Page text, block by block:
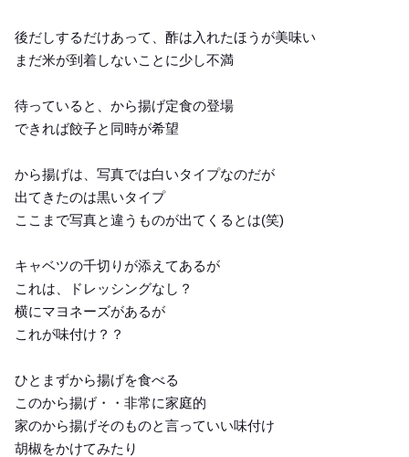
後だしするだけあって、酢は入れたほうが美味い
まだ米が到着しないことに少し不満
待っていると、から揚げ定食の登場
できれば餃子と同時が希望
から揚げは、写真では白いタイプなのだが
出てきたのは黒いタイプ
ここまで写真と違うものが出てくるとは(笑)
キャベツの千切りが添えてあるが
これは、ドレッシングなし？
横にマヨネーズがあるが
これが味付け？？
ひとまずから揚げを食べる
このから揚げ・・非常に家庭的
家のから揚げそのものと言っていい味付け
胡椒をかけてみたり